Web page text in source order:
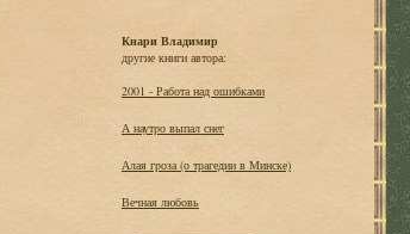
Кнари Владимир
другие книги автора:
2001 - Работа над ошибками
А наутpо выпал снег
Алая гpоза (о трагедии в Минске)
Вечная любовь